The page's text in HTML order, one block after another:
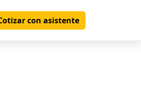
con asistente